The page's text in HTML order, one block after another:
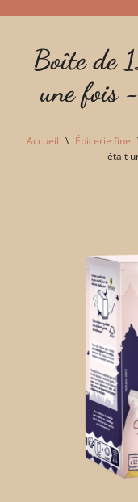
Boîte de
une fois
Accueil \ Épicerie fine
était